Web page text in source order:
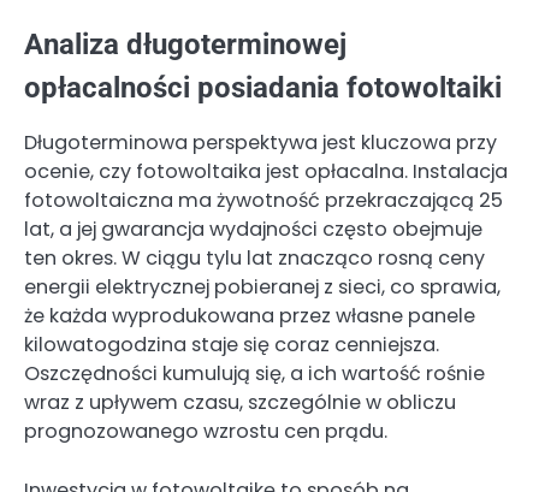
Analiza długoterminowej
opłacalności posiadania fotowoltaiki
Długoterminowa perspektywa jest kluczowa przy
ocenie, czy fotowoltaika jest opłacalna. Instalacja
fotowoltaiczna ma żywotność przekraczającą 25
lat, a jej gwarancja wydajności często obejmuje
ten okres. W ciągu tylu lat znacząco rosną ceny
energii elektrycznej pobieranej z sieci, co sprawia,
że każda wyprodukowana przez własne panele
kilowatogodzina staje się coraz cenniejsza.
Oszczędności kumulują się, a ich wartość rośnie
wraz z upływem czasu, szczególnie w obliczu
prognozowanego wzrostu cen prądu.